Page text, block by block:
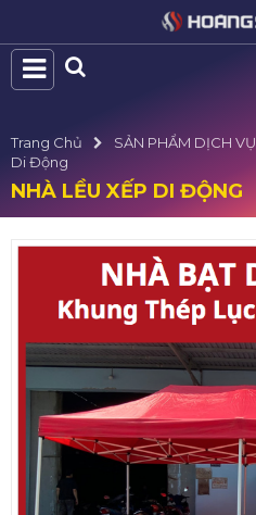
Trang Chủ SẢN PHẨM DỊCH VỤ
Di Động
NHÀ LỀU XẾP DI ĐỘNG